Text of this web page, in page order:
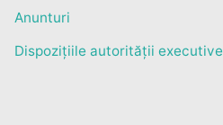
Anunturi
Dispozițiile autorității executive